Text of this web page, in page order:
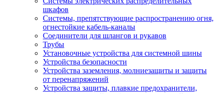
шкафов
Системы, препятствующие распространению огня,
огнестойкие кабель-каналы
Соединители для шлангов и рукавов
Трубы
Установочные устройства для системной шины
Устройства безопасности
Устройства заземления, молниезащиты и защиты
от перенапряжений
Устройства защиты, плавкие предохранители,